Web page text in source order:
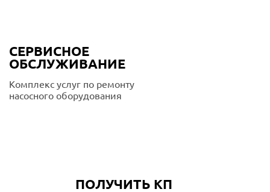
СЕРВИСНОЕ
ОБСЛУЖИВАНИЕ
Комплекс услуг по ремонту
насосного оборудования
ПОЛУЧИТЬ КП